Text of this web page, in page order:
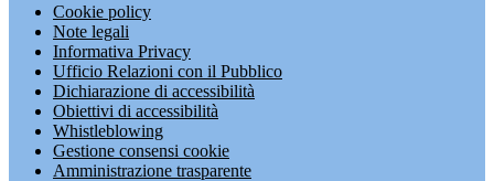
Cookie policy
Note legali
Informativa Privacy
Ufficio Relazioni con il Pubblico
Dichiarazione di accessibilità
Obiettivi di accessibilità
Whistleblowing
Gestione consensi cookie
Amministrazione trasparente